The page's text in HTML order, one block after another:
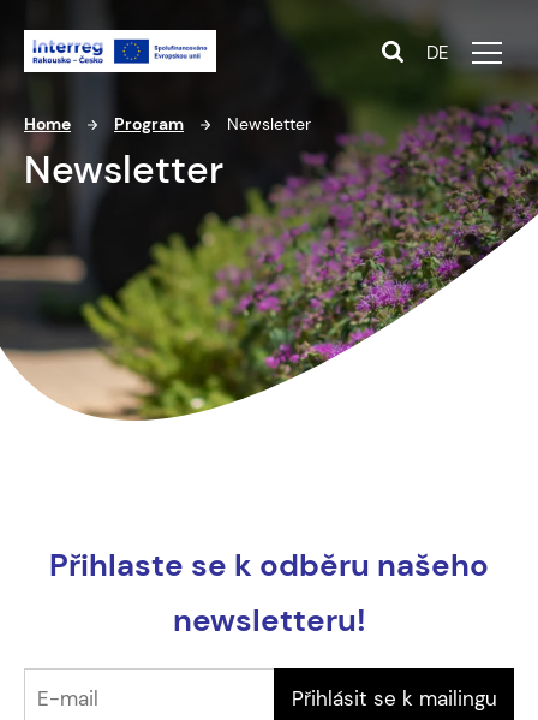
DE
Home Program Newsletter
Newsletter
Přihlaste se k odběru našeho
newsletteru!